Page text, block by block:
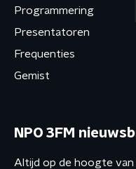
Programmering
Presentatoren
Frequenties
Gemist
NPO 3FM
Altijd op de hoogte